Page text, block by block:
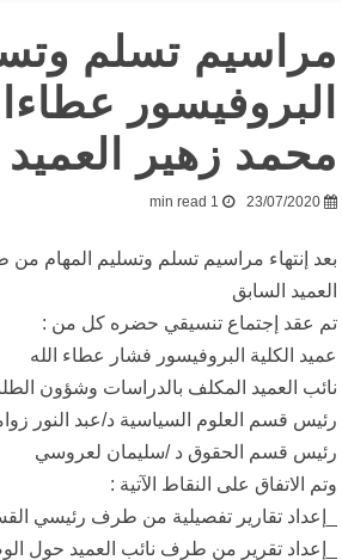
مراسيم تسلم
البروفيسور
محمد زهير
23/07/2020
1 min read
بعد إنتهاء مراسيم تسلم وتسليم المهام
العميد السابق
تم عقد إجتماع تنسيقي حضره كل من :
عميد الكلية البروفيسور فشار عطاء الله
نائب العميد المكلف بالدراسات وشؤون
رئيس قسم العلوم السياسية د/عبد النور
رئيس قسم الحقوق د /سليمان لعروسي
وتم الاتفاق على النقاط الآتية :
_إعداد تقارير تفصيلية من طرف رئيسي
_إعداد تقرير من طرف نائب العميد حول